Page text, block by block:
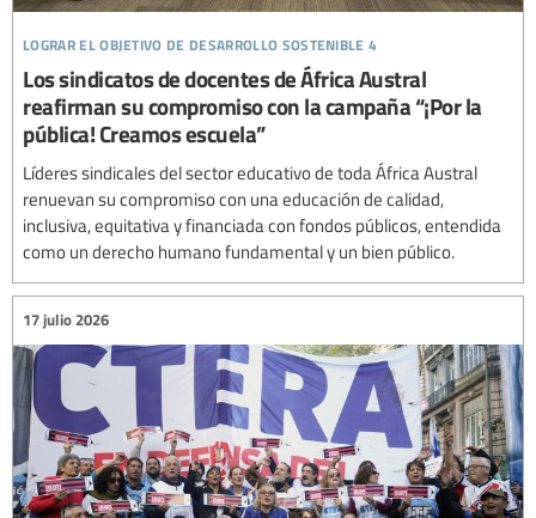
lograr el objetivo de desarrollo sostenible 4
Los sindicatos de docentes de África Austral
reafirman su compromiso con la campaña “¡Por la
pública! Creamos escuela”
Líderes sindicales del sector educativo de toda África Austral
renuevan su compromiso con una educación de calidad,
inclusiva, equitativa y financiada con fondos públicos, entendida
como un derecho humano fundamental y un bien público.
17 julio 2026